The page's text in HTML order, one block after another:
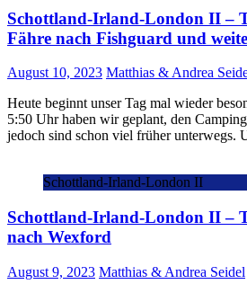
Schottland-Irland-London II –
Fähre nach Fishguard und
August 10, 2023 Matthias & Andrea
Heute beginnt unser Tag mal wieder
5:50 Uhr haben wir geplant, den
jedoch sind schon viel früher unterwegs.
Schottland-Irland-London II
Schottland-Irland-London II –
nach Wexford
August 9, 2023 Matthias & Andrea Seidel